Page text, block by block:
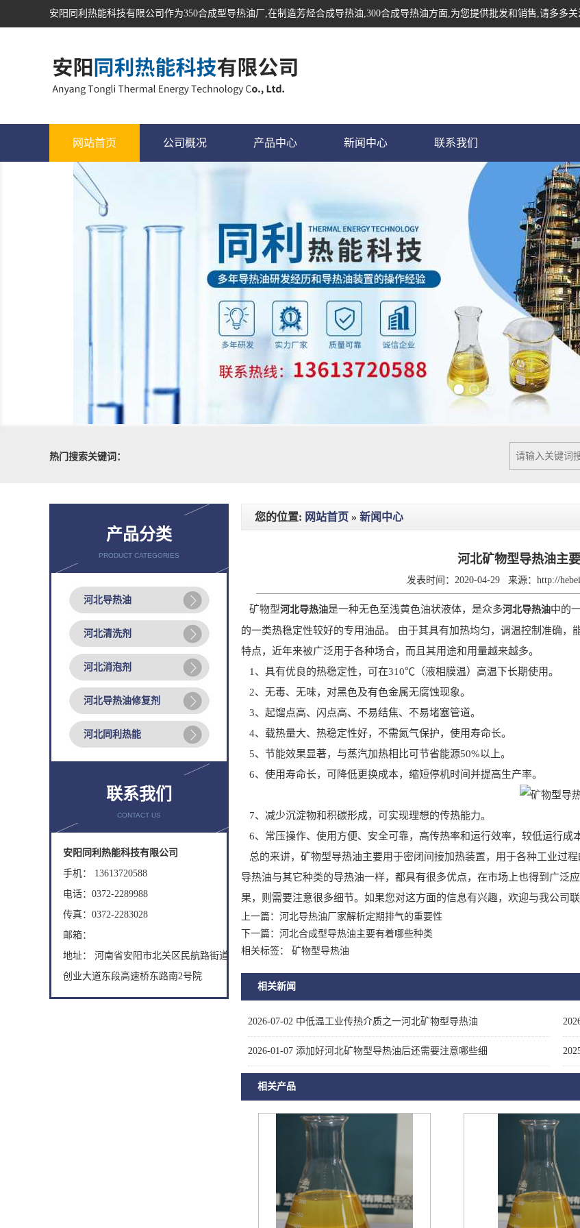
安阳同利热能科技有限公司作为350合成型导热油厂,在制造芳烃合成导热油,300合成导热油方面,为您提供批发和销售,请多多关
网站首页 公司概况 产品中心 新闻中心 联系我们
热门搜索关键词：
产品分类
PRODUCT CATEGORIES
河北导热油
河北清洗剂
河北消泡剂
河北导热油修复剂
河北同利热能
联系我们
CONTACT US
安阳同利热能科技有限公司
手机： 13613720588
电话：0372-2289988
传真：0372-2283028
邮箱：
地址： 河南省安阳市北关区民航路街道
创业大道东段高速桥东路南2号院
您的位置: 网站首页 » 新闻中心
河北矿物型导热油主
发表时间：2020-04-29 来源： http://
矿物型河北导热油是一种无色至浅黄色油状液体，是众多河北导热油中的
的一类热稳定性较好的专用油品。 由于其具有加热均匀，调温控制准确
特点，近年来被广泛用于各种场合，而且其用途和用量越来越多。
1、具有优良的热稳定性，可在310℃（液相膜温）高温下长期使用。
2、无毒、无味，对黑色及有色金属无腐蚀现象。
3、起馏点高、闪点高、不易结焦、不易堵塞管道。
4、载热量大、热稳定性好，不需氮气保护，使用寿命长。
5、节能效果显著，与蒸汽加热相比可节省能源50%以上。
6、使用寿命长，可降低更换成本，缩短停机时间并提高生产率。
7、减少沉淀物和积碳形成，可实现理想的传热能力。
6、常压操作、使用方便、安全可靠，高传热率和运行效率，较低运行成本
总的来讲，矿物型导热油主要用于密闭间接加热装置，用于各种工业过
导热油与其它种类的导热油一样，都具有很多优点，在市场上也得到广泛
果，则需要注意很多细节。如果您对这方面的信息有兴趣，欢迎与我公司联
上一篇： 河北导热油厂家解析定期排气的重要性
下一篇： 河北合成型导热油主要有着哪些种类
相关标签： 矿物型导热油
相关新闻
2026-07-02 中低温工业传热介质之一河北矿物型导热油
2026-01-07 添加好河北矿物型导热油后还需要注意哪些细
相关产品